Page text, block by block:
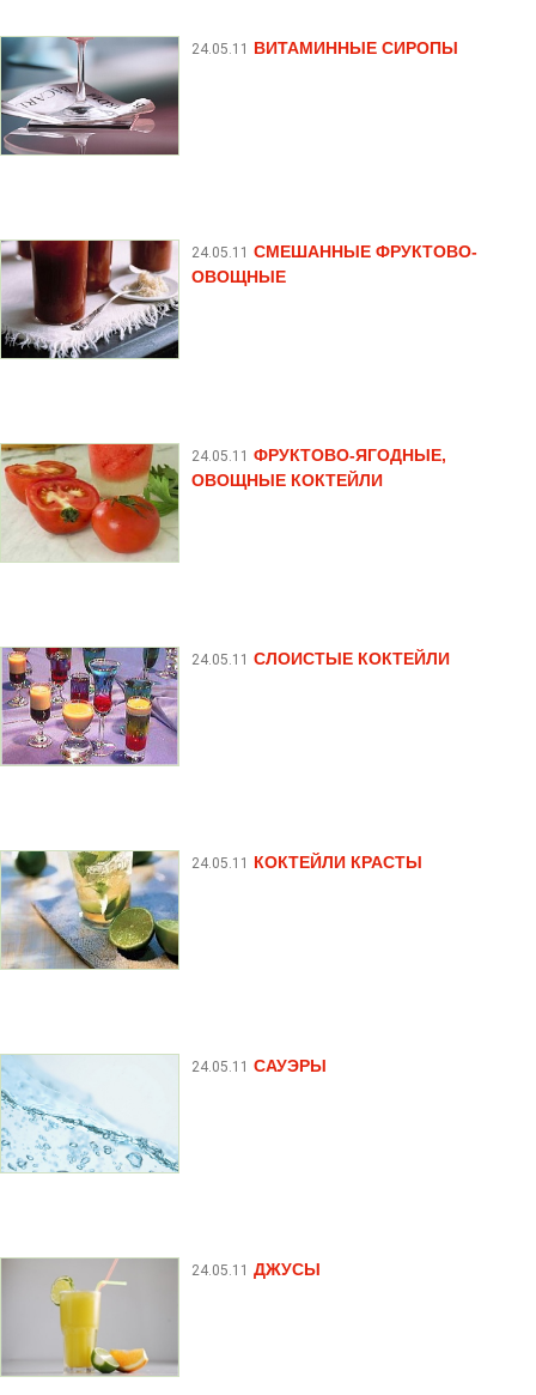
24.05.11 ВИТАМИННЫЕ СИРОПЫ
24.05.11 СМЕШАННЫЕ ФРУКТОВО-
ОВОЩНЫЕ
24.05.11 ФРУКТОВО-ЯГОДНЫЕ,
ОВОЩНЫЕ КОКТЕЙЛИ
24.05.11 СЛОИСТЫЕ КОКТЕЙЛИ
24.05.11 КОКТЕЙЛИ КРАСТЫ
24.05.11 САУЭРЫ
24.05.11 ДЖУСЫ